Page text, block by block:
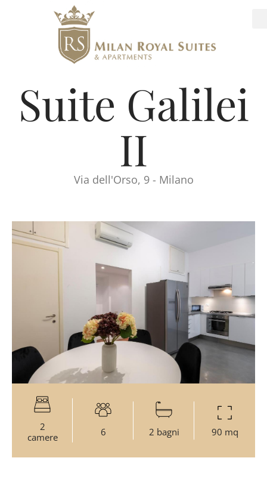
Suite Galilei
II
Via dell'Orso, 9 - Milano
2
camere
6 2 bagni 90 mq